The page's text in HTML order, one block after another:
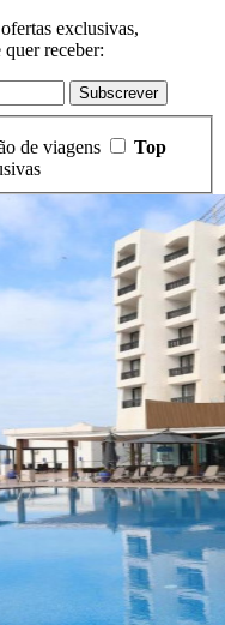
exclusivas,
receber:
Subscrever
de viagens
Top